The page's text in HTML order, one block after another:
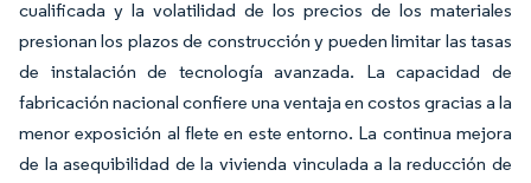
cualificada y la volatilidad de los precios de los materiales
presionan los plazos de construcción y pueden limitar las tasas
de instalación de tecnología avanzada. La capacidad de
fabricación nacional confiere una ventaja en costos gracias a la
menor exposición al flete en este entorno. La continua mejora
de la asequibilidad de la vivienda vinculada a la reducción de